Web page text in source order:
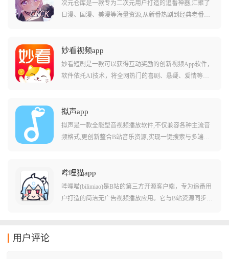
次元仓库是一款专为二次元用户打造的追番神器,汇聚了
日漫、国漫、美漫等海量资源,从新番热剧到经典老番一
线追番。app界面清晰简单,漫画分类详细,支持随意切换
画质、投屏到电视观看,并提供搜索、分类到播放的一站
式服务,高清甚至超清画质搭配流畅播放体验,让用户随时
妙看视频app
妙看短剧是一款可以获得互动奖励的创新视频App软件，
软件依托AI技术，将全网热门的喜剧、悬疑、爱情等题
以在动动手指的同时赚点奶茶钱。
拟声app
拟声是一款全能型音视频播放软件,不仅兼容各种主流音
频格式,更创新整合B站音乐资源,实现一键搜索与多端同
析能力能带来不一样的体验。拟声还支持视频MV播放、
Anime4K实时画质提升、逐帧播放等高级功能,可以同时
登录多个移动端,没有登录次数限制。搭配动态歌词弹幕
哔哩猫app
哔哩喵(bilimiao)是B站的第三方开源客户端，专为追番用
户打造的简洁无广告视频播放应用。它与B站资源同步，
用户评论